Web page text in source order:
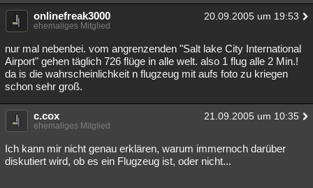
onlinefreak3000 20.09.2005 um 19:53
ehemaliges Mitglied
nur mal nebenbei. vom angrenzenden "Salt lake City International
Airport" gehen täglich 726 flüge in alle welt. also 1 flug alle 2 Min.!
da is die wahrscheinlichkeit n flugzeug mit aufs foto zu kriegen
schon sehr groß.
c.cox 21.09.2005 um 10:35
ehemaliges Mitglied
Ich kann mir nicht genau erklären, warum immernoch darüber
diskutiert wird, ob es ein Flugzeug ist, oder nicht...